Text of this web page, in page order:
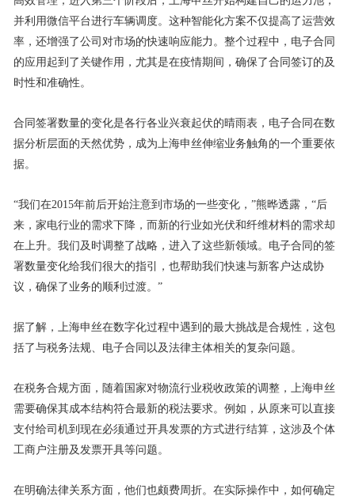
并利用微信平台进行车辆调度。这种智能化方案不仅提高了运营效
率，还增强了公司对市场的快速响应能力。整个过程中，电子合同
的应用起到了关键作用，尤其是在疫情期间，确保了合同签订的及
时性和准确性。
合同签署数量的变化是各行各业兴衰起伏的晴雨表，电子合同在数
据分析层面的天然优势，成为上海申丝伸缩业务触角的一个重要依
据。
“我们在2015年前后开始注意到市场的一些变化，”熊晔透露，“后
来，家电行业的需求下降，而新的行业如光伏和纤维材料的需求却
在上升。我们及时调整了战略，进入了这些新领域。电子合同的签
署数量变化给我们很大的指引，也帮助我们快速与新客户达成协
议，确保了业务的顺利过渡。”
据了解，上海申丝在数字化过程中遇到的最大挑战是合规性，这包
括了与税务法规、电子合同以及法律主体相关的复杂问题。
在税务合规方面，随着国家对物流行业税收政策的调整，上海申丝
需要确保其成本结构符合最新的税法要求。例如，从原来可以直接
支付给司机到现在必须通过开具发票的方式进行结算，这涉及个体
工商户注册及发票开具等问题。
在明确法律关系方面，他们也颇费周折。在实际操作中，如何确定